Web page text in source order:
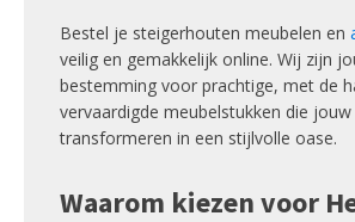
Bestel je steigerhouten meubelen en
veilig en gemakkelijk online. Wij zijn
bestemming voor prachtige, met de
vervaardigde meubelstukken die jouw
transformeren in een stijlvolle oase.
Waarom kiezen voor